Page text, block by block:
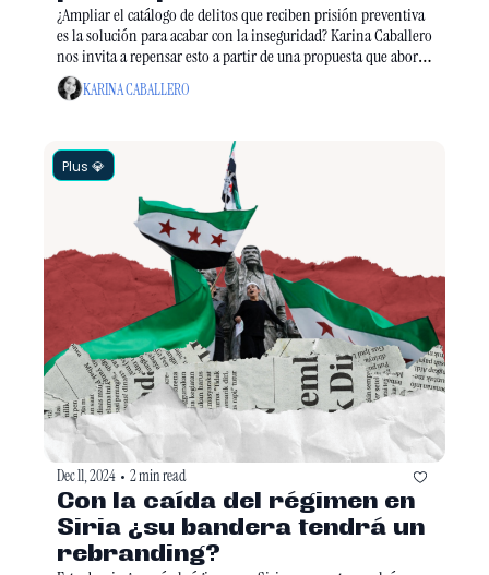
¿Ampliar el catálogo de delitos que reciben prisión preventiva
es la solución para acabar con la inseguridad? Karina Caballero
nos invita a repensar esto a partir de una propuesta que aborde
el problema desde los derechos humanos y la
interseccionalidad.
KARINA CABALLERO
Plus 💎
Dec 11, 2024 • 2 min read
Con la caída del régimen en
Siria ¿su bandera tendrá un
rebranding?